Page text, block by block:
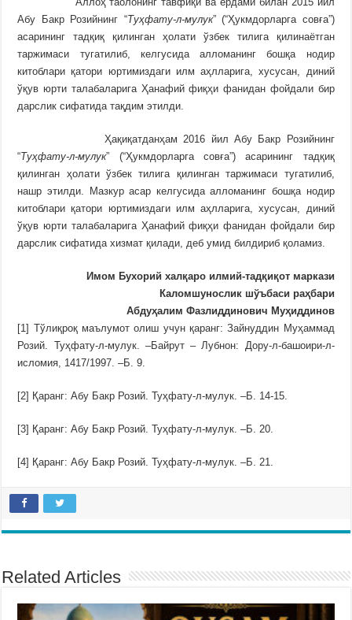
Абу Бакр Розийнинг “Туҳфату-л-мулук” (“Ҳукмдорларга совға”)
асарининг тадқиқ қилинган ҳолати ўзбек тилига қилинаётган
таржимаси тугатилиб, келгусида алломанинг бошқа нодир
китоблари қатори юртимиздаги илм аҳлларига, хусусан, диний
ўқув юрти талабаларига Ҳанафий фиқҳи фанидан фойдали бир
дарслик сифатида тақдим этилди.
Ҳақиқатданҳам 2016 йил Абу Бакр Розийнинг
“Туҳфату-л-мулук” (“Ҳукмдорларга совға”) асарининг тадқиқ
қилинган ҳолати ўзбек тилига қилинган таржимаси тугатилиб,
нашр этилди. Мазкур асар келгусида алломанинг бошқа нодир
китоблари қатори юртимиздаги илм аҳлларига, хусусан, диний
ўқув юрти талабаларига Ҳанафий фиқҳи фанидан фойдали бир
дарслик сифатида хизмат қилади, деб умид билдириб қоламиз.
Имом Бухорий халқаро илмий-тадқиқот маркази
Каломшунослик шўъбаси раҳбари
Абдуҳалим Фазлиддинович Муҳиддинов
[1] Тўлиқроқ маълумот олиш учун қаранг: Зайнуддин Муҳаммад
Розий. Туҳфату-л-мулук. –Байрут – Лубнон: Дору-л-башоири-л-
исломия, 1417/1997. –Б. 9.
[2] Қаранг: Абу Бакр Розий. Туҳфату-л-мулук. –Б. 14-15.
[3] Қаранг: Абу Бакр Розий. Туҳфату-л-мулук. –Б. 20.
[4] Қаранг: Абу Бакр Розий. Туҳфату-л-мулук. –Б. 21.
Related Articles